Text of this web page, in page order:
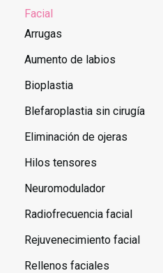
Facial
Arrugas
Aumento de labios
Bioplastia
Blefaroplastia sin cirugía
Eliminación de ojeras
Hilos tensores
Neuromodulador
Radiofrecuencia facial
Rejuvenecimiento facial
Rellenos faciales